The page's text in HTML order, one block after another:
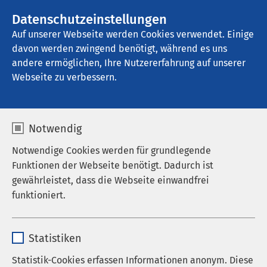
Datenschutzeinstellungen
Auf unserer Webseite werden Cookies verwendet. Einige
davon werden zwingend benötigt, während es uns
andere ermöglichen, Ihre Nutzererfahrung auf unserer
Webseite zu verbessern.
Notwendig
Notwendige Cookies werden für grundlegende
Funktionen der Webseite benötigt. Dadurch ist
gewährleistet, dass die Webseite einwandfrei
funktioniert.
Anbieter sgalinski
Statistiken
Statistik-Cookies erfassen Informationen anonym. Diese
AMEOS Seeklinikum Brunnen
Musiktherapie